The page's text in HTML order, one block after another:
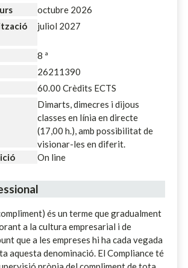
octubre 2026
juliol 2027
8 ª
26211390
60.00 Crèdits ECTS
Dimarts, dimecres i dijous
classes en línia en directe
(17,00 h.), amb possibilitat de
visionar-les en diferit.
On line
és un terme que gradualment
a la cultura empresarial i de
que a les empreses hi ha cada vegada
aquesta denominació. El Compliance té